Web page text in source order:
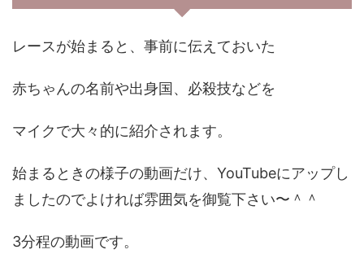
レースが始まると、事前に伝えておいた
赤ちゃんの名前や出身国、必殺技などを
マイクで大々的に紹介されます。
始まるときの様子の動画だけ、YouTubeにアップし
ましたのでよければ雰囲気を御覧下さい〜＾＾
3分程の動画です。